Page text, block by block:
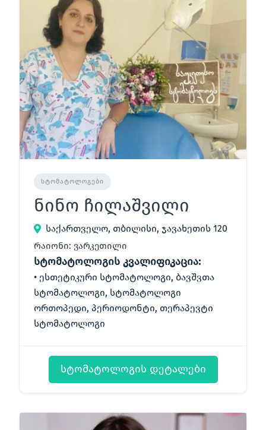
ᲡᲢᲝᲛᲐᲢᲝᲚᲝᲒᲔᲑᲘ
ნინო ჩილაშვილი
საქართველო, თბილისი, ჯავახეთის 120
რაიონი: ვარკეთილი
სტომატოლოგის კვალიფიკაცია:
ესთეტიკური სტომატოლოგი, ბავშვთა
სტომატოლოგი, სტომატოლოგი
ორთოპედი, პერიოდონტი, თერაპევტი
სტომატოლოგი
სტომატოლოგის დეტალები